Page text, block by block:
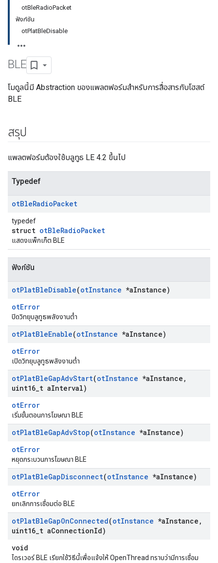
otBleRadioPacket
ฟังก์ชัน
otPlatBleDisable
BLE
โมดูลนี้มี Abstraction ของแพลตฟอร์มสำหรับการสื่อสารกับโฮสต์
BLE
สรุป
แพลตฟอร์มต้องใช้บลูทูธ LE 4.2 ขึ้นไป
Typedef
otBleRadioPacket
typedef
struct otBleRadioPacket
แสดงแพ็กเก็ต BLE
ฟังก์ชัน
otPlatBleDisable(otInstance *aInstance)
otError
ปิดวิทยุบลูทูธพลังงานต่ำ
otPlatBleEnable(otInstance *aInstance)
otError
เปิดวิทยุบลูทูธพลังงานต่ำ
otPlatBleGapAdvStart(otInstance *aInstance ,
uint16 t aInterval)
otError
เริ่มขั้นตอนการโฆษณา BLE
otPlatBleGapAdvStop(otInstance *aInstance)
otError
หยุดกระบวนการโฆษณา BLE
otPlatBleGapDisconnect(otInstance *aInstance)
otError
ยกเลิกการเชื่อมต่อ BLE
otPlatBleGapOnConnected(otInstance *aInstance ,
uint16 t aConnectionId)
void
ไดรเวอร์ BLE เรียกใช้วิธีนี้เพื่อแจ้งให้ OpenThread ทราบว่ามีการเชื่อม